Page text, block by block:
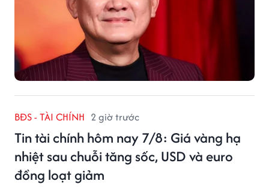
BĐS - TÀI CHÍNH 2 giờ trước
Tin tài chính hôm nay 7/8: Giá vàng hạ
nhiệt sau chuỗi tăng sốc, USD và euro
đồng loạt giảm